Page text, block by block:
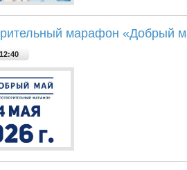
марафон «Добрый